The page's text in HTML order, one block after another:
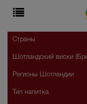
Страны
Шотландский виски
Регионы Шотландии
Тип напитка